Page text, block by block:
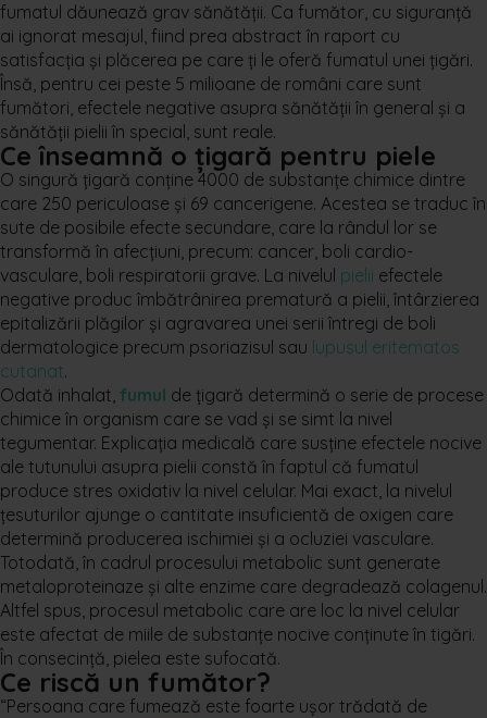
fumatul dăunează grav sănătății. Ca fumător, cu siguranță
ai ignorat mesajul, fiind prea abstract în raport cu
satisfacția și plăcerea pe care ți le oferă fumatul unei țigări.
Însă, pentru cei peste 5 milioane de români care sunt
fumători, efectele negative asupra sănătății în general și a
sănătății pielii în special, sunt reale.
Ce înseamnă o țigară pentru piele
O singură țigară conține 4000 de substanțe chimice dintre
care 250 periculoase și 69 cancerigene. Acestea se traduc în
sute de posibile efecte secundare, care la rândul lor se
transformă în afecțiuni, precum: cancer, boli cardio-
vasculare, boli respiratorii grave. La nivelul pielii efectele
negative produc îmbătrânirea prematură a pielii, întârzierea
epitalizării plăgilor și agravarea unei serii întregi de boli
dermatologice precum psoriazisul sau lupusul eritematos
cutanat.
Odată inhalat, fumul de țigară determină o serie de procese
chimice în organism care se vad și se simt la nivel
tegumentar. Explicația medicală care susține efectele nocive
ale tutunului asupra pielii constă în faptul că fumatul
produce stres oxidativ la nivel celular. Mai exact, la nivelul
țesuturilor ajunge o cantitate insuficientă de oxigen care
determină producerea ischimiei și a ocluziei vasculare.
Totodată, în cadrul procesului metabolic sunt generate
metaloproteinaze și alte enzime care degradează colagenul.
Altfel spus, procesul metabolic care are loc la nivel celular
este afectat de miile de substanțe nocive conținute în tigări.
În consecință, pielea este sufocată.
Ce riscă un fumător?
“Persoana care fumează este foarte ușor trădată de